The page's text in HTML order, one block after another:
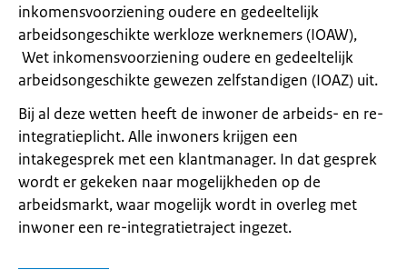
inkomensvoorziening oudere en gedeeltelijk
arbeidsongeschikte werkloze werknemers (IOAW),
Wet inkomensvoorziening oudere en gedeeltelijk
arbeidsongeschikte gewezen zelfstandigen (IOAZ) uit.
Bij al deze wetten heeft de inwoner de arbeids- en re-
integratieplicht. Alle inwoners krijgen een
intakegesprek met een klantmanager. In dat gesprek
wordt er gekeken naar mogelijkheden op de
arbeidsmarkt, waar mogelijk wordt in overleg met
inwoner een re-integratietraject ingezet.